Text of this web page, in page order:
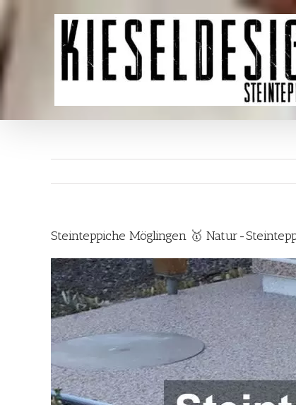
Steinteppiche Möglingen 🥇 Natur-